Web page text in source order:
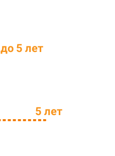
до 5 лет
5 лет